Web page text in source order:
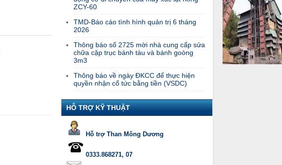
ZCY-60
TMD-Báo cáo tình hình quản trị 6 tháng
2026
Thông báo số 2725 mời nhà cung cấp sửa
chữa cặp trục bánh tàu và bánh goòng
3m3
Thông báo về ngày ĐKCC để thực hiện
quyền nhận cổ tức bằng tiền (VSDC)
HỖ TRỢ KỸ THUẬT
Hỗ trợ Than Mông Dương
0333.868271, 07